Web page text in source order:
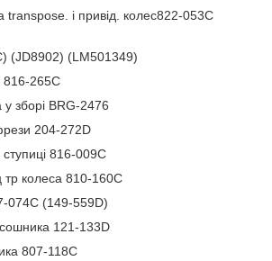
і привід. колес822-053C
(JD8902) (LM501349)
816-265C
зборі BRG-2476
204-272D
816-009C
тр колеса 810-160C
074С (149-559D)
121-133D
807-118С